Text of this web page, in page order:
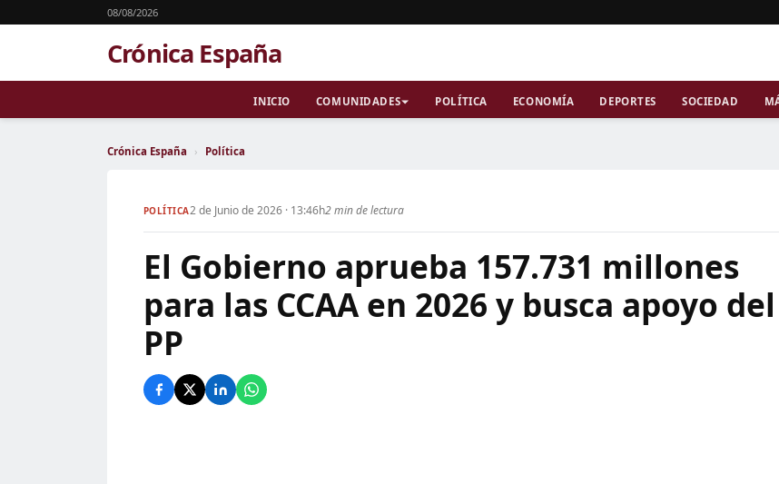
08/08/2026
Crónica España
INICIO COMUNIDADES POLÍTICA ECONOMÍA DEPORTES SOCIEDAD
Crónica España › Política
POLÍTICA2 de Junio de 2026 · 13:46h2 min de lectura
El Gobierno aprueba 157.731 millones
para las CCAA en 2026 y busca apoyo del
PP